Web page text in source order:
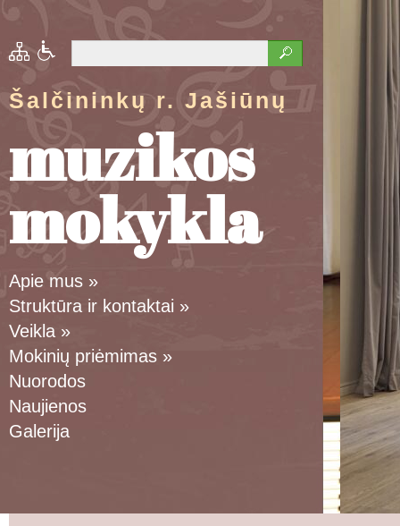
Šalčininkų r. Jašiūnų
muzikos
mokykla
Apie mus »
Struktūra ir kontaktai »
Veikla »
Mokinių priėmimas »
Nuorodos
Naujienos
Galerija